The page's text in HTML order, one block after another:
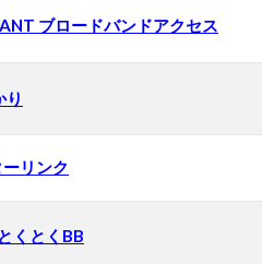
ブロードバンドアクセス
り
リンク
くとくBB